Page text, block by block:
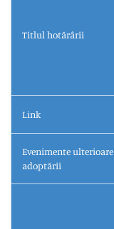
Titlul hotărârii
Link
Evenimente ulterioare
adoptării